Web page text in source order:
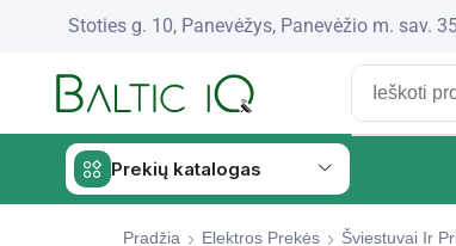
Stoties g. 10, Panevėžys, Panevėžio m. sav.
Prekių katalogas
Pradžia Elektros Prekės Šviestuvai Ir